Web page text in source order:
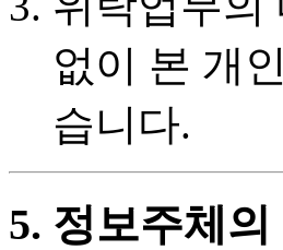
없이 본 개
습니다.
5. 정보주체